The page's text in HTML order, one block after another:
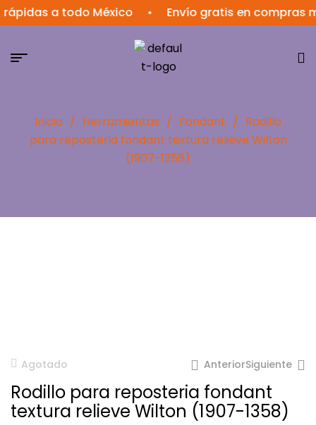
a todo México Envío gratis en compras
Inicio / Herramientas / Fondant / Rodillo
para reposteria fondant textura relieve Wilton
(1907-1358)
Agotado AnteriorSiguiente
Rodillo para reposteria fondant
textura relieve Wilton (1907-1358)